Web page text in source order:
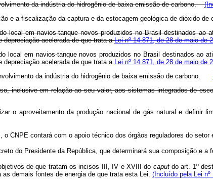
da indústria do hidrogênio de baixa emissão de carbono.
e a fiscalização da captura e da estocagem geológica de dióxido
local em navios-tanque novos produzidos no Brasil destinados
depreciação acelerada de que trata aLei nº 14.871, de 28 de maio de
local em navios-tanque novos produzidos no Brasil destinados ao
acelerada de que trata a Lei nº 14.871, de 28 de maio de
da indústria do hidrogênio de baixa emissão de carbono.
inclusive em relação ao seu valor, aos sistemas integrados de
o aproveitamento da produção nacional de gás natural e
CNPE contará com o apoio técnico dos órgãos reguladores do setor
do Presidente da República, que determinará sua composição e a
de que tratam os incisos III, IV e XVIII do caputdo art. 1º
as demais fontes de energia de que trata esta Lei. (Incluído pela Lei nº